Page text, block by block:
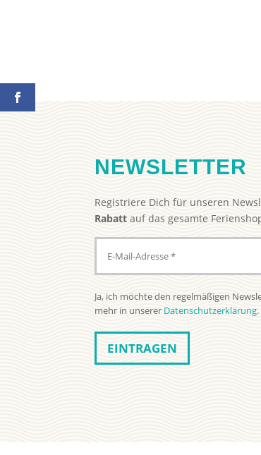
NEWSLETTER
Registriere Dich für unseren
Rabatt auf das gesamte
Ja, ich möchte den regelmäßigen
mehr in unserer Datenschutzerklärung.